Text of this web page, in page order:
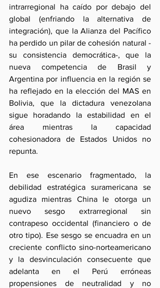
intrarregional ha caído por debajo del
global (enfriando la alternativa de
integración), que la Alianza del Pacífico
ha perdido un pilar de cohesión natural -
su consistencia democrática-, que la
nueva competencia de Brasil y
Argentina por influencia en la región se
ha reflejado en la elección del MAS en
Bolivia, que la dictadura venezolana
sigue horadando la estabilidad en el
área mientras la capacidad
cohesionadora de Estados Unidos no
repunta.
En ese escenario fragmentado, la
debilidad estratégica suramericana se
agudiza mientras China le otorga un
nuevo sesgo extrarregional sin
contrapeso occidental (financiero o de
otro tipo). Ese sesgo se encuadra en un
creciente conflicto sino-norteamericano
y la desvinculación consecuente que
adelanta en el Perú erróneas
propensiones de neutralidad y no